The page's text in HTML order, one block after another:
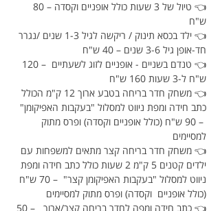
ש"ח
👈 ילד בכסא תינוק / ריקשה לגיל 1-3 שנים /נגרר
חד-אופן גיל 3-6 שנים – 40 ש"ח
ש"ח ל-3 שעות 160 ש"ח
👈 משחק חדר בריחה בטבע ארוך 12 ק"מ הכולל
כתב חידה ומפת ניווט למסלול "בעקבות האפיקומן"
– 90 ש"ח (כולל אופניים וקסדה) ופרס מתוק
למסיימים
👈 משחק חדר בריחה קצר מתאים למשפחות עם
ילדים קטנים 5 ק"מ 2 שעות כולל כתב חידה ומפת
ניווט למסלול "בעקבות האפיקומן קצר"  – 70 ש"ח
(כולל אופניים  וקסדה) ופרס מתוק למסיימים